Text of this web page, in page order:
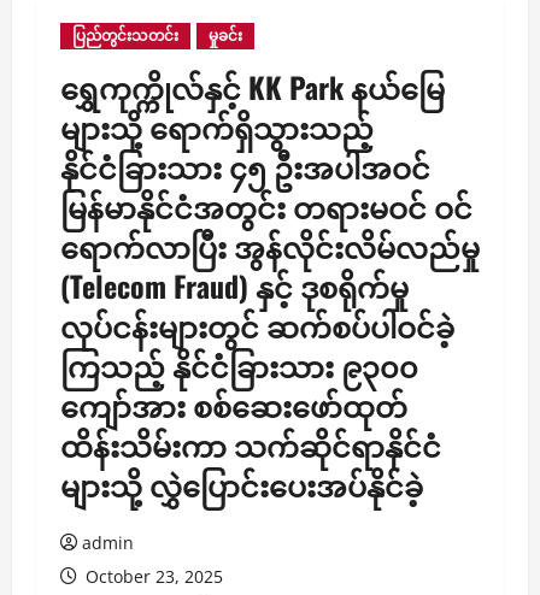
ပြည်တွင်းသတင်း မှုခင်း
ရွှေကုက္ကိုလ်နှင့် KK Park နယ်မြေ
များသို့ ရောက်ရှိသွားသည့်
နိုင်ငံခြားသား ၄၅ ဦးအပါအဝင်
မြန်မာနိုင်ငံအတွင်း တရားမဝင် ဝင်
ရောက်လာပြီး အွန်လိုင်းလိမ်လည်မှု
(Telecom Fraud) နှင့် ဒုစရိုက်မှု
လုပ်ငန်းများတွင် ဆက်စပ်ပါဝင်ခဲ့
ကြသည့် နိုင်ငံခြားသား ၉၃၀၀
ကျော်အား စစ်ဆေးဖော်ထုတ်
ထိန်းသိမ်းကာ သက်ဆိုင်ရာနိုင်ငံ
များသို့ လွှဲပြောင်းပေးအပ်နိုင်ခဲ့
admin
October 23, 2025